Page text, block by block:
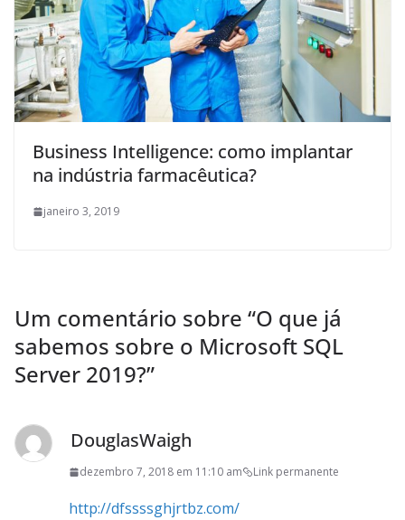
Business Intelligence: como implantar
na indústria farmacêutica?
janeiro 3, 2019
Um comentário sobre “O que já
sabemos sobre o Microsoft SQL
Server 2019?”
DouglasWaigh
dezembro 7, 2018 em 11:10 am Link permanente
http://dfssssghjrtbz.com/